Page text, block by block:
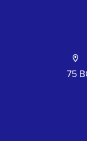
75